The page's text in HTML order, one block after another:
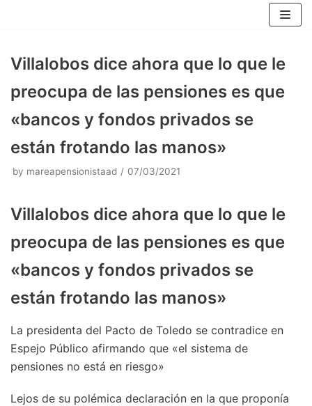
Villalobos dice ahora que lo que le
preocupa de las pensiones es que
«bancos y fondos privados se
están frotando las manos»
by mareapensionistaad 07/03/2021
Villalobos dice ahora que lo que le
preocupa de las pensiones es que
«bancos y fondos privados se
están frotando las manos»
La presidenta del Pacto de Toledo se contradice en
Espejo Público afirmando que «el sistema de
pensiones no está en riesgo»
Lejos de su polémica declaración en la que proponía